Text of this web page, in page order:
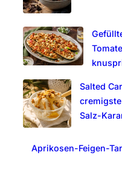
Salted
Salz-
Aprikosen-Feigen-